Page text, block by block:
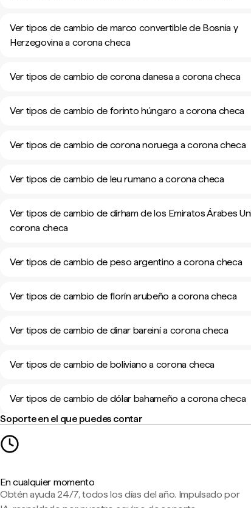
Ver tipos de cambio de marco convertible de Bosnia y
Herzegovina a corona checa
Ver tipos de cambio de corona danesa a corona checa
Ver tipos de cambio de forinto húngaro a corona checa
Ver tipos de cambio de corona noruega a corona checa
Ver tipos de cambio de leu rumano a corona checa
Ver tipos de cambio de dírham de los Emiratos Árabes
corona checa
Ver tipos de cambio de peso argentino a corona checa
Ver tipos de cambio de florín arubeño a corona checa
Ver tipos de cambio de dinar bareiní a corona checa
Ver tipos de cambio de boliviano a corona checa
Ver tipos de cambio de dólar bahameño a corona checa
Soporte en el que puedes contar
En cualquier momento
Obtén ayuda 24/7, todos los días del año. Impulsado por